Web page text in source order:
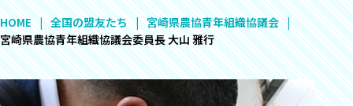
HOME 全国の盟友たち
宮崎県農協青年組織協議会
宮崎県農協青年組織協議会委員長 大山 雅行